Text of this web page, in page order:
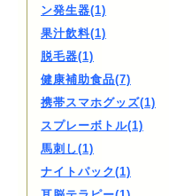
ン発生器(1)
果汁飲料(1)
脱毛器(1)
健康補助食品(7)
携帯スマホグッズ(1)
スプレーボトル(1)
馬刺し(1)
ナイトパック(1)